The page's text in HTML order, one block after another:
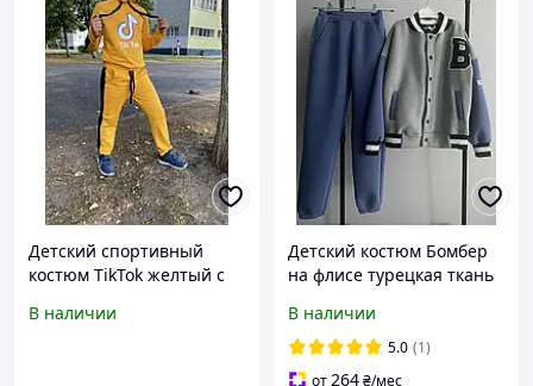
Детский спортивный
костюм TikTok желтый с
комплект для мальчика
В наличии
Детский костюм Бомбер
на флисе турецкая ткань
серый синий
В наличии
5.0 (1)
от264₴/мес